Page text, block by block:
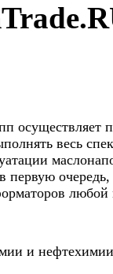
осуществляет
весь
первую
и